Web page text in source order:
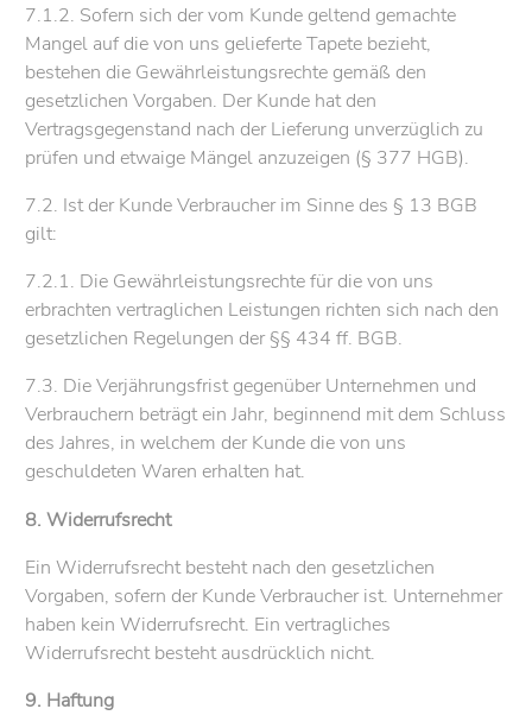
7.1.2. Sofern sich der vom Kunde geltend gemachte
Mangel auf die von uns gelieferte Tapete bezieht,
bestehen die Gewährleistungsrechte gemäß den
gesetzlichen Vorgaben. Der Kunde hat den
Vertragsgegenstand nach der Lieferung unverzüglich zu
prüfen und etwaige Mängel anzuzeigen (§ 377 HGB).
7.2. Ist der Kunde Verbraucher im Sinne des § 13 BGB
gilt:
7.2.1. Die Gewährleistungsrechte für die von uns
erbrachten vertraglichen Leistungen richten sich nach den
gesetzlichen Regelungen der §§ 434 ff. BGB.
7.3. Die Verjährungsfrist gegenüber Unternehmen und
Verbrauchern beträgt ein Jahr, beginnend mit dem Schluss
des Jahres, in welchem der Kunde die von uns
geschuldeten Waren erhalten hat.
8. Widerrufsrecht
Ein Widerrufsrecht besteht nach den gesetzlichen
Vorgaben, sofern der Kunde Verbraucher ist. Unternehmer
haben kein Widerrufsrecht. Ein vertragliches
Widerrufsrecht besteht ausdrücklich nicht.
9. Haftung